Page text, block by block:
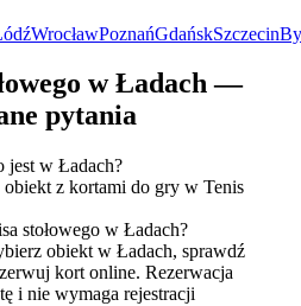
WrocławPoznańGdańskSzczecin
w Ładach —
pytania
jest w Ładach?
z kortami do gry w Tenis
stołowego w Ładach?
obiekt w Ładach, sprawdź
kort online. Rezerwacja
i nie wymaga rejestracji